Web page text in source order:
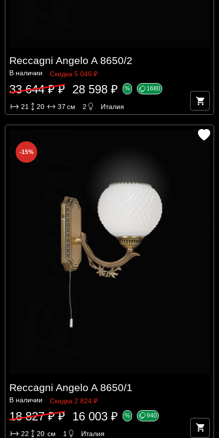
Reccagni Angelo A 8650/2
В наличии Скидка 5 046 ₽
33 644 ₽ ₽ 28 598 ₽ % 1680
21 20 37 см 2 Италия
-15%
Reccagni Angelo A 8650/1
В наличии Скидка 2 824 ₽
18 827 ₽ ₽ 16 003 ₽ % 940
22 20 см 1 Италия